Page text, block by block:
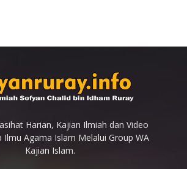
Harian, Kajian Ilmiah dan Video
Ilmu Agama Islam Melalui Group WA
Kajian Islam.